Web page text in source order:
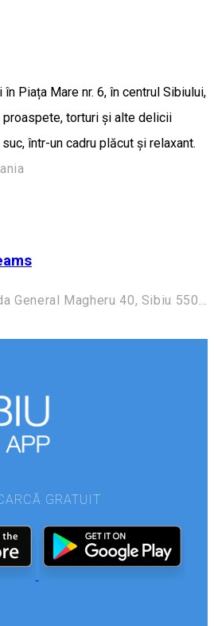
Piața Mare nr. 6, în centrul Sibiului,
torturi și alte delicii
într-un cadru plăcut și relaxant.
Strada Sofocle 3, Strada General Magheru 40, Sibiu 550094, Romania
GRATUIT